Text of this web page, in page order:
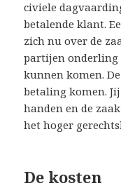
civiele
betalende klant.
zich nu over de
partijen onderling
kunnen komen.
betaling komen.
handen en de
het hoger
De kosten